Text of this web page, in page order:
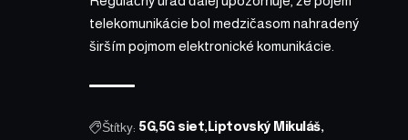
telekomunikácie bol medzičasom nahradený
širším pojmom elektronické komunikácie.
Štítky: 5G 5G siet Liptovský Mikuláš